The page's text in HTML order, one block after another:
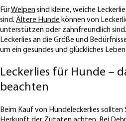
FürWelpensind kleine, weiche
sind. Ältere Hunde können von
unterstützen oder zahnfreundlich
Leckerlies an die Größe und
um ein gesundes und glückliches
Leckerlies für Hunde –
beachten
Beim Kauf von Hundeleckerlies